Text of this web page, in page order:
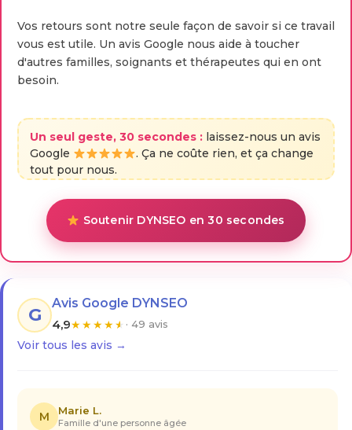
Vos retours sont notre seule façon de savoir si ce travail
vous est utile. Un avis Google nous aide à toucher
d'autres familles, soignants et thérapeutes qui en ont
besoin.
Un seul geste, 30 secondes : laissez-nous un avis
Google
. Ça ne coûte rien, et ça change
tout pour nous.
Soutenir DYNSEO en 30 secondes
G
Avis Google DYNSEO
4,9★★★★★ · 49 avis
Voir tous les avis →
M Marie L.
Famille d'une personne âgée